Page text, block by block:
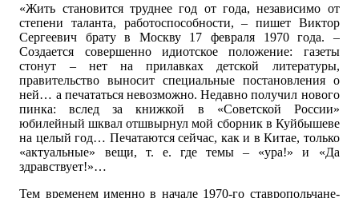
«Жить становится труднее год от года, независимо от
степени таланта, работоспособности, – пишет Виктор
Сергеевич брату в Москву 17 февраля 1970 года. –
Создается совершенно идиотское положение: газеты
стонут – нет на прилавках детской литературы,
правительство выносит специальные постановления о
ней… а печататься невозможно. Недавно получил нового
пинка: вслед за книжкой в «Советской России»
юбилейный шквал отшвырнул мой сборник в Куйбышеве
на целый год… Печатаются сейчас, как и в Китае, только
«актуальные» вещи, т. е. где темы – «ура!» и «Да
здравствует!»…
Тем временем именно в начале 1970-го ставропольчане-